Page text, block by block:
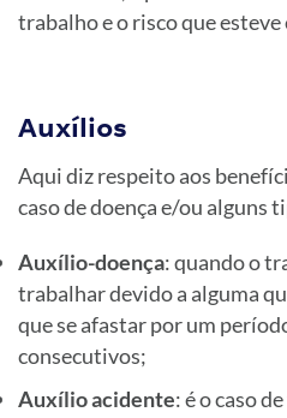
trabalho e o risco que esteve
Auxílios
Aqui diz respeito aos
caso de doença e/ou alguns
Auxílio-doença: quando o
trabalhar devido a alguma
que se afastar por um
consecutivos;
Auxílio acidente: é o caso